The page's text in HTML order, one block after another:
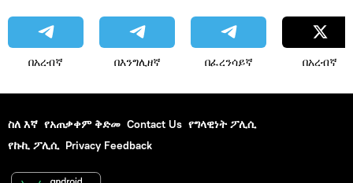
በአረብኛ በእንግሊዘኛ በፈረንሳይኛ በአረብኛ
ስለ እኛ የአጠቃቀም ቅድመ Contact Us የግላዊነት ፖሊሲ
የኩኪ ፖሊሲ Privacy Feedback